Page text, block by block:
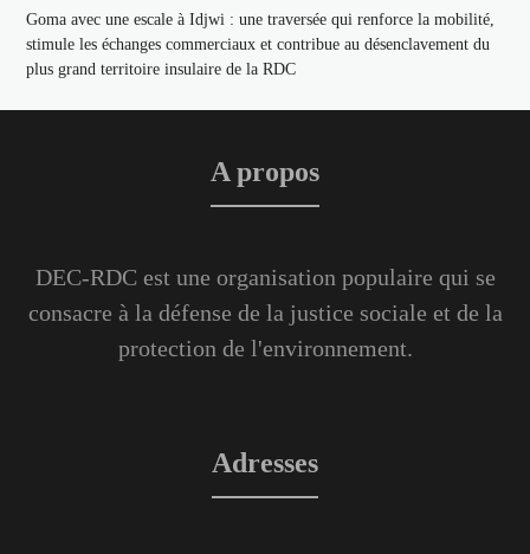
Goma avec une escale à Idjwi : une traversée qui renforce la mobilité,
stimule les échanges commerciaux et contribue au désenclavement du
plus grand territoire insulaire de la RDC
A propos
DEC-RDC est une organisation populaire qui se
consacre à la défense de la justice sociale et de la
protection de l'environnement.
Adresses